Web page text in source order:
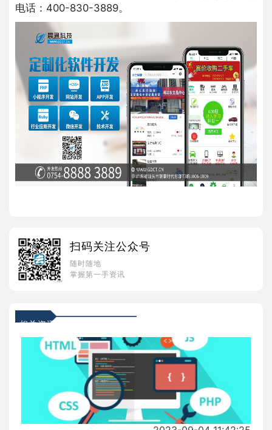
电话：400-830-3889。
扫码关注公众号
随时随地
掌握第一手资讯
相关资讯